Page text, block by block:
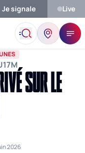
Je signale Live
Jeunes "Dès Que Je
SUR LE
2026